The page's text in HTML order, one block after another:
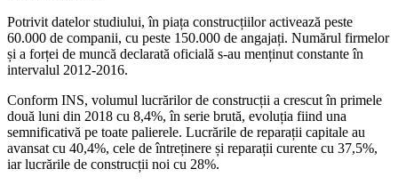
Potrivit datelor studiului, în piața construcțiilor activează peste
60.000 de companii, cu peste 150.000 de angajați. Numărul firmelor
și a forței de muncă declarată oficială s-au menținut constante în
intervalul 2012-2016.
Conform INS, volumul lucrărilor de construcții a crescut în primele
două luni din 2018 cu 8,4%, în serie brută, evoluția fiind una
semnificativă pe toate palierele. Lucrările de reparații capitale au
avansat cu 40,4%, cele de întreținere și reparații curente cu 37,5%,
iar lucrările de construcții noi cu 28%.